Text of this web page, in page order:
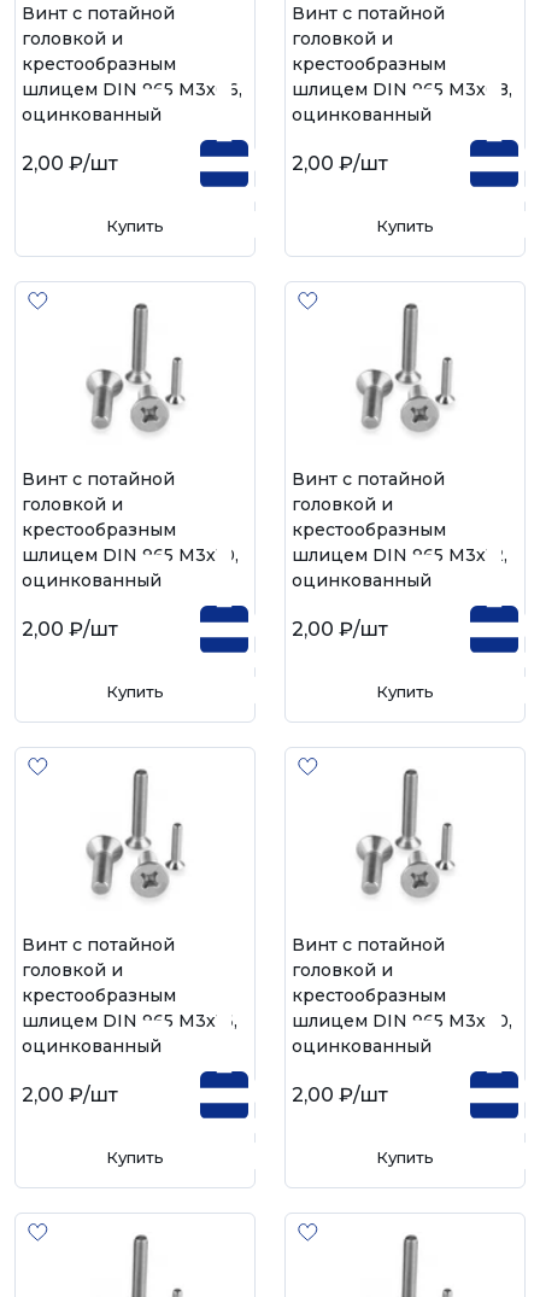
Винт с потайной
головкой и
крестообразным
шлицем DIN 965 М3х06,
оцинкованный
2,00 ₽/шт
Купить
Винт с потайной
головкой и
крестообразным
шлицем DIN 965 М3х08,
оцинкованный
2,00 ₽/шт
Купить
Винт с потайной
головкой и
крестообразным
шлицем DIN 965 М3х10,
оцинкованный
2,00 ₽/шт
Купить
Винт с потайной
головкой и
крестообразным
шлицем DIN 965 М3х12,
оцинкованный
2,00 ₽/шт
Купить
Винт с потайной
головкой и
крестообразным
шлицем DIN 965 М3х16,
оцинкованный
2,00 ₽/шт
Купить
Винт с потайной
головкой и
крестообразным
шлицем DIN 965 М3х20,
оцинкованный
2,00 ₽/шт
Купить